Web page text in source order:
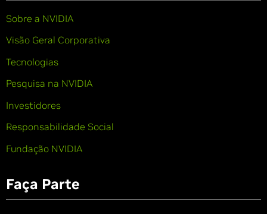
Sobre a NVIDIA
Visão Geral Corporativa
Tecnologias
Pesquisa na NVIDIA
Investidores
Responsabilidade Social
Fundação NVIDIA
Faça Parte